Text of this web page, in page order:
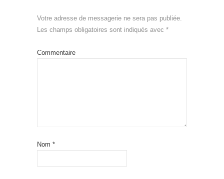
Votre adresse de messagerie ne sera pas publiée.
Les champs obligatoires sont indiqués avec *
Commentaire
Nom *